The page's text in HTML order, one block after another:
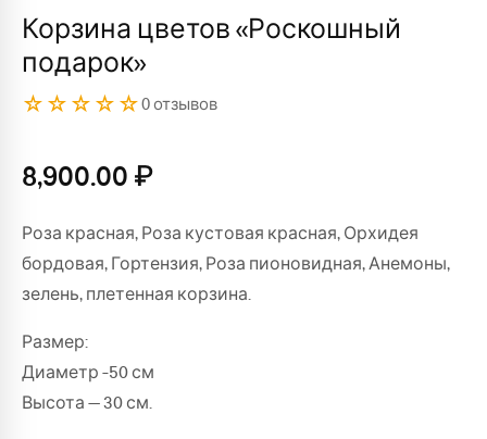
Корзина цветов «Роскошный
подарок»
☆☆☆☆☆0 отзывов
8,900.00 ₽
Роза красная, Роза кустовая красная, Орхидея
бордовая, Гортензия, Роза пионовидная, Анемоны,
зелень, плетенная корзина.
Размер:
Диаметр -50 см
Высота — 30 см.